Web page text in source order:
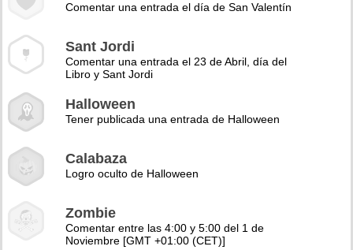
Comentar una entrada el día de San Valentín
Sant Jordi
Comentar una entrada el 23 de Abril, día del
Libro y Sant Jordi
Halloween
Tener publicada una entrada de Halloween
Calabaza
Logro oculto de Halloween
Zombie
Comentar entre las 4:00 y 5:00 del 1 de
Noviembre [GMT +01:00 (CET)]